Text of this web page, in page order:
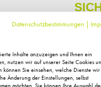
langanhaltende
Mask aus der
Anwendung entfaltet
wird Ihre Haut von
Melden Sie sich zu
regelmäßig exklusive
Pflege, neue Produkte
Als kleines Dankeschön für
Ihnen150 Fuchstaler*, die
Einkauf
Datenschutzbestimmungen |
Inhalte anzuzeigen und Ihnen ein
nutzen wir auf unserer Seite Cookies
können Sie einsehen, welche Dienste wir
Änderung der Einstellungen, selbst